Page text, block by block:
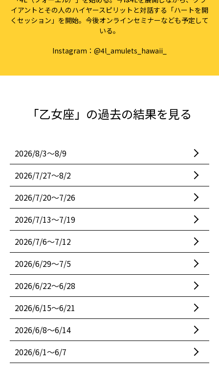
イアントとその人のハイヤースピリットと対話する「ハートを開
くセッション」を開始。今後オンラインセミナーなども予定して
いる。
Instagram： @4l_amulets_hawaii_
「乙女座」の過去の結果を見る
2026/8/3〜8/9
2026/7/27〜8/2
2026/7/20〜7/26
2026/7/13〜7/19
2026/7/6〜7/12
2026/6/29〜7/5
2026/6/22〜6/28
2026/6/15〜6/21
2026/6/8〜6/14
2026/6/1〜6/7